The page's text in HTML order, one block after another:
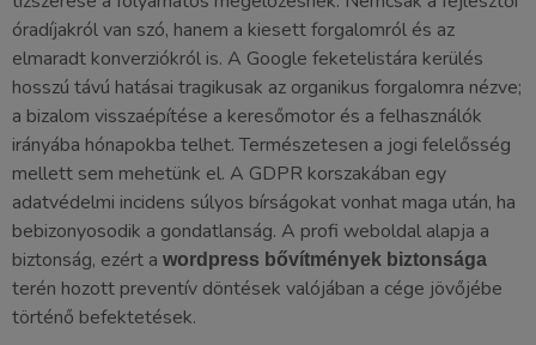
óradíjakról van szó, hanem a kiesett forgalomról és az
elmaradt konverziókról is. A Google feketelistára kerülés
hosszú távú hatásai tragikusak az organikus forgalomra nézve;
a bizalom visszaépítése a keresőmotor és a felhasználók
irányába hónapokba telhet. Természetesen a jogi felelősség
mellett sem mehetünk el. A GDPR korszakában egy
adatvédelmi incidens súlyos bírságokat vonhat maga után, ha
bebizonyosodik a gondatlanság. A profi weboldal alapja a
biztonság, ezért a wordpress bővítmények biztonsága
terén hozott preventív döntések valójában a cége jövőjébe
történő befektetések.